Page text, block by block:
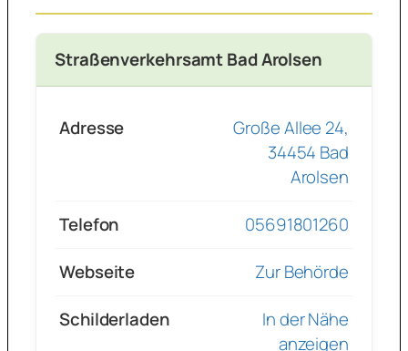
Straßenverkehrsamt Bad Arolsen
Adresse
Große Allee 24,
34454 Bad
Arolsen
Telefon
05691801260
Webseite
Zur Behörde
Schilderladen
In der Nähe
anzeigen